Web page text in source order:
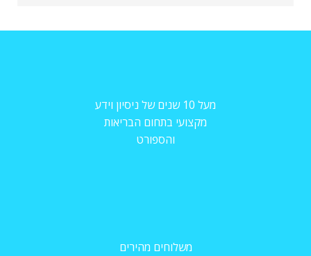
מעל 10 שנים של ניסיון וידע
מקצועי בתחום הבריאות
והספורט
משלוחים מהירים